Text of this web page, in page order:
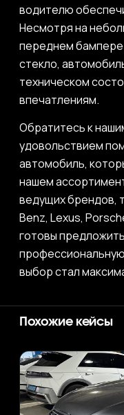
водителю
Несмотря на
переднем
стекло,
техническом
впечатлениям.
Обратитесь к
удовольствием
автомобиль,
нашем
ведущих брендов,
Benz, Lexus,
готовы
выбор стал
Похожие кейсы